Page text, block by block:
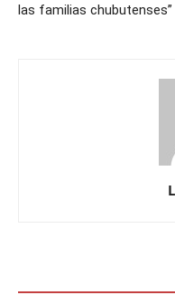
las familias chubutenses”